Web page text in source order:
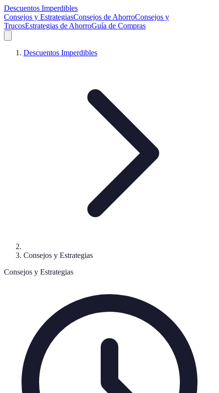
Descuentos Imperdibles
Consejos y EstrategiasConsejos de AhorroConsejos y
TrucosEstrategias de AhorroGuía de Compras
Descuentos Imperdibles
Consejos y Estrategias
Consejos y Estrategias